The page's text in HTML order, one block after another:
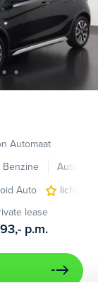
Automaat
Benzine
Automaat
Auto
lease
p.m.